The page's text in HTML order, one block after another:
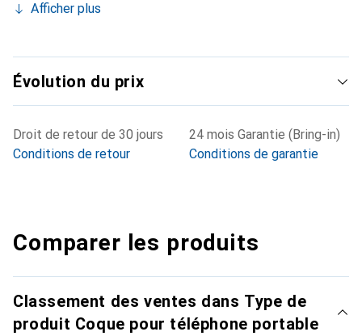
Afficher plus
Évolution du prix
Droit de retour de 30 jours
Conditions de retour
24 mois Garantie (Bring-in)
Conditions de garantie
Comparer les produits
Classement des ventes dans Type de
produit Coque pour téléphone portable